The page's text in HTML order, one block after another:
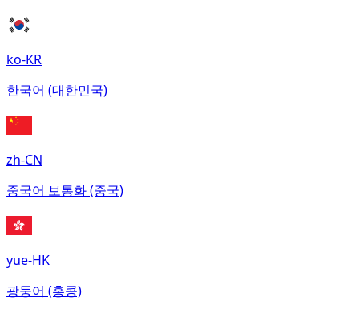
ko-KR
한국어 (대한민국)
zh-CN
중국어 보통화 (중국)
yue-HK
광둥어 (홍콩)